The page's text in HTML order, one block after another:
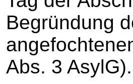
Begründung
Abs. 3 AsylG).